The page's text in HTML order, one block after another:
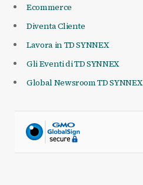
Ecommerce
Diventa Cliente
Lavora in TD SYNNEX
Gli Eventi di TD SYNNEX
Global Newsroom TD SYNNEX